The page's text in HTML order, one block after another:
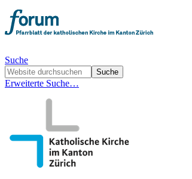
Suche
Erweiterte Suche…